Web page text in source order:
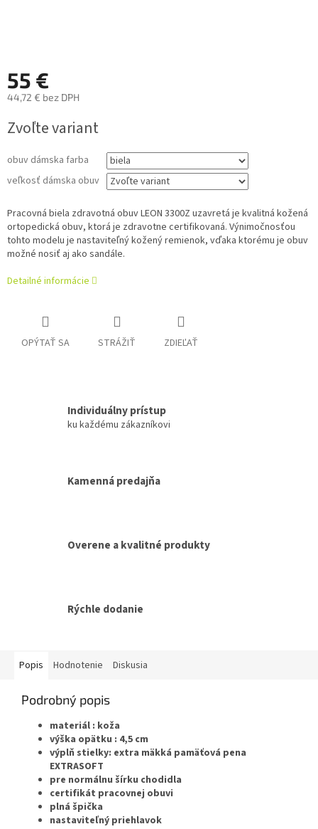
55 €
44,72 € bez DPH
cena:
Zvoľte variant
obuv dámska farba
veľkosť dámska obuv
Pracovná biela zdravotná obuv LEON 3300Z uzavretá je kvalitná kožená
ortopedická obuv, ktorá je zdravotne certifikovaná. Výnimočnosťou
tohto modelu je nastaviteľný kožený remienok, vďaka ktorému je obuv
možné nosiť aj ako sandále.
Detailné informácie
OPÝTAŤ SA STRÁŽIŤ ZDIEĽAŤ
Individuálny prístup
ku každému zákazníkovi
Kamenná predajňa
Overene a kvalitné produkty
Rýchle dodanie
Popis Hodnotenie Diskusia
Podrobný popis
materiál : koža
výška opätku : 4,5 cm
výplň stielky: extra mäkká pamäťová pena
EXTRASOFT
pre normálnu šírku chodidla
certifikát pracovnej obuvi
plná špička
nastaviteľný priehlavok